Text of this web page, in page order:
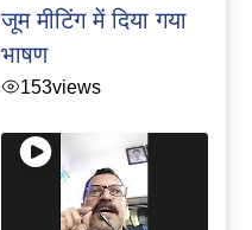
जूम मीटिंग में दिया गया
भाषण
153views